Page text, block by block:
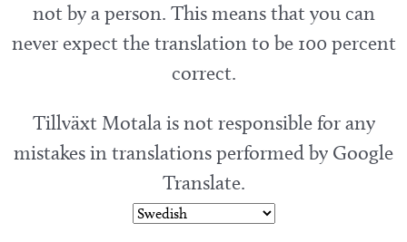
not by a person. This means that you can
never expect the translation to be 100 percent
correct.
Tillväxt Motala is not responsible for any
mistakes in translations performed by Google
Translate.